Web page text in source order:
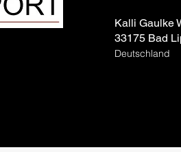
Kalli Gaulke
33175 Bad
Deutschland